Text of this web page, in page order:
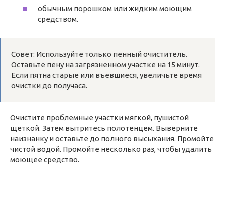
обычным порошком или жидким моющим
средством.
Совет: Используйте только пенный очиститель.
Оставьте пену на загрязненном участке на 15 минут.
Если пятна старые или въевшиеся, увеличьте время
очистки до получаса.
Очистите проблемные участки мягкой, пушистой
щеткой. Затем вытритесь полотенцем. Выверните
наизнанку и оставьте до полного высыхания. Промойте
чистой водой. Промойте несколько раз, чтобы удалить
моющее средство.